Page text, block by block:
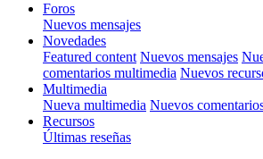
Foros
Nuevos mensajes
Novedades
Featured content Nuevos mensajes
comentarios multimedia Nuevos
Multimedia
Nueva multimedia Nuevos
Recursos
Últimas reseñas